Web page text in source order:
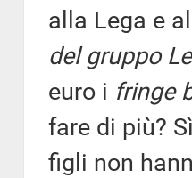
alla Lega e
del gruppo
euro i fringe
fare di più?
figli non